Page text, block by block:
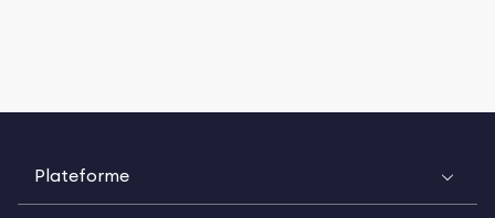
Plateforme